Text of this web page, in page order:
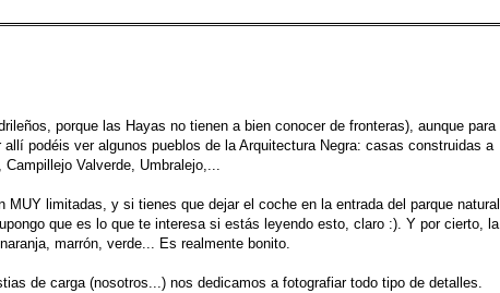
porque las Hayas no tienen a bien conocer de fronteras), aunque para
podéis ver algunos pueblos de la Arquitectura Negra: casas construidas a
Valverde, Umbralejo,...
limitadas, y si tienes que dejar el coche en la entrada del parque natural,
que es lo que te interesa si estás leyendo esto, claro :). Y por cierto, la
marrón, verde... Es realmente bonito.
de carga (nosotros...) nos dedicamos a fotografiar todo tipo de detalles.